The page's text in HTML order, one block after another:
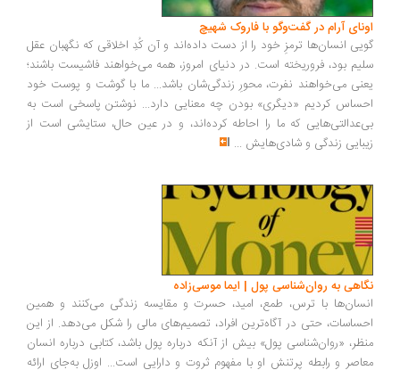
آرام در گفت‌وگو با فاروک شهیچ‭
انسان‌ها ترمزِ خود را از دست داده‌اند و آن کُدِ اخلاقی که نگهبان عقل
بود، فروریخته است. در دنیای امروز، همه می‌خواهند فاشیست باشند؛
می‌خواهند نفرت، محورِ زندگی‌شان باشد... ما با گوشت و پوست خود
کردیم «دیگری» بودن چه معنایی دارد... نوشتن پاسخی است به
که ما را احاطه کرده‌اند، و در عین حال، ستایشی است از
زندگی و شادی‌هایش...
به روان‌شناسی پول | ایما موسی‌زاده
با ترس، طمع، امید، حسرت و مقایسه زندگی می‌کنند و همین
حتی در آگاه‌ترین افراد، تصمیم‌های مالی را شکل می‌دهد. از این
«روان‌شناسی پول» بیش از آنکه درباره پول باشد، کتابی درباره انسان
و رابطه پرتنش او با مفهوم ثروت و دارایی است... اوزل به‌جای ارائه